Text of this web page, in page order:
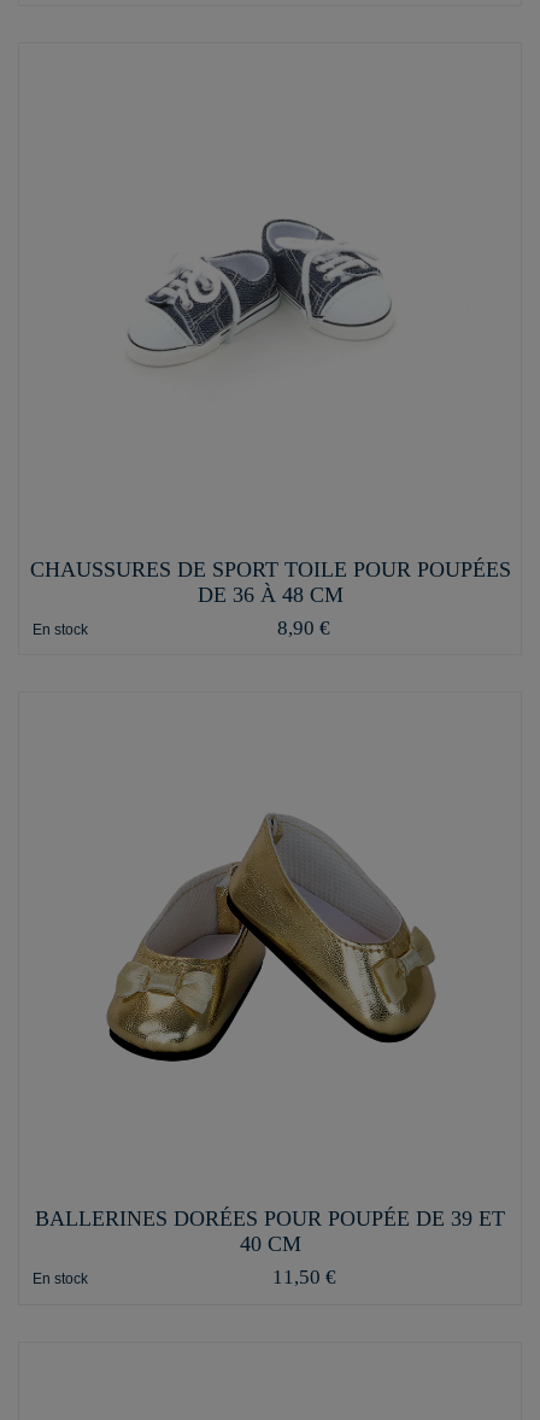
CHAUSSURES DE SPORT TOILE POUR POUPÉES
DE 36 À 48 CM
En stock 8,90 €
BALLERINES DORÉES POUR POUPÉE DE 39 ET
40 CM
En stock 11,50 €